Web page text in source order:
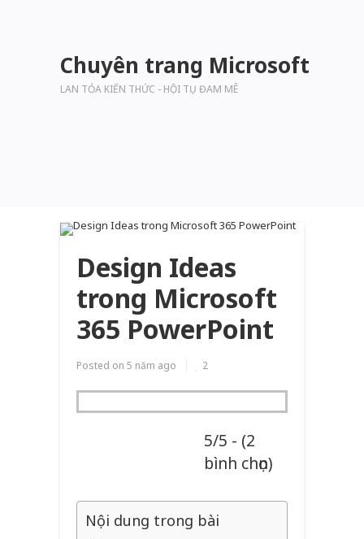
Chuyên trang Microsoft
LAN TỎA KIẾN THỨC - HỘI TỤ ĐAM MÊ
Design Ideas
trong Microsoft
365 PowerPoint
Posted on 5 năm ago 2
5/5 - (2
bình chọn)
Nội dung trong bài